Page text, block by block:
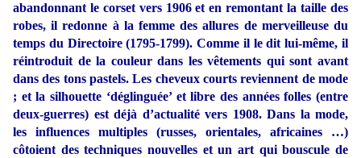
abandonnant le corset vers 1906 et en remontant la taille des
robes, il redonne à la femme des allures de merveilleuse du
temps du Directoire (1795-1799). Comme il le dit lui-même, il
réintroduit de la couleur dans les vêtements qui sont avant
dans des tons pastels. Les cheveux courts reviennent de mode
; et la silhouette ‘déglinguée’ et libre des années folles (entre
deux-guerres) est déjà d’actualité vers 1908. Dans la mode,
les influences multiples (russes, orientales, africaines …)
côtoient des techniques nouvelles et un art qui bouscule de